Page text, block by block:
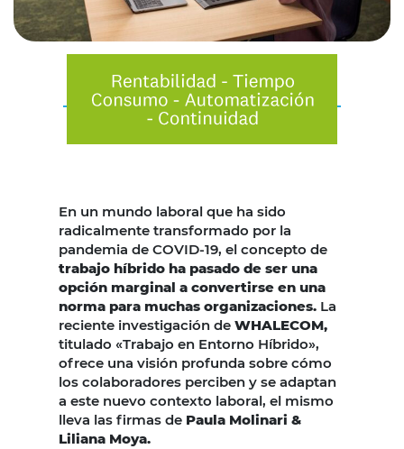
En un mundo laboral que ha sido
radicalmente transformado por la
pandemia de COVID-19, el concepto de
trabajo híbrido ha pasado de ser una
opción marginal a convertirse en una
norma para muchas organizaciones. La
reciente investigación de WHALECOM,
titulado «Trabajo en Entorno Híbrido»,
ofrece una visión profunda sobre cómo
los colaboradores perciben y se adaptan
a este nuevo contexto laboral, el mismo
lleva las firmas de Paula Molinari &
Liliana Moya.